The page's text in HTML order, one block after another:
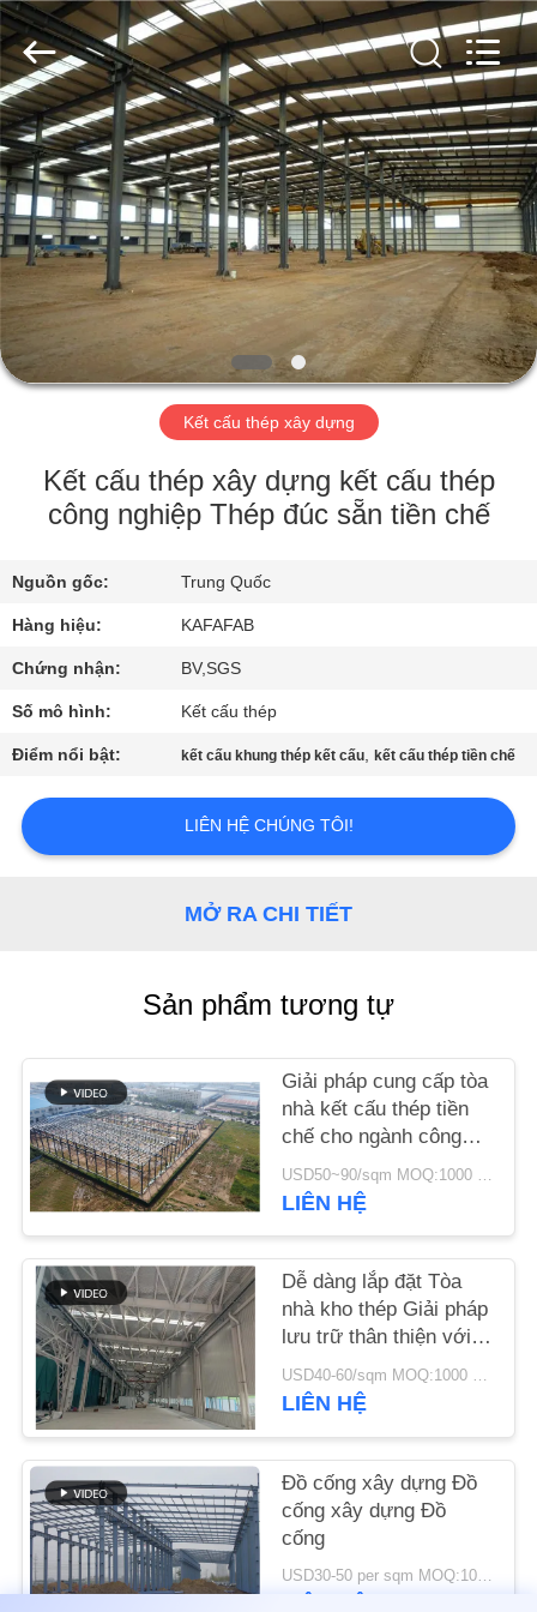
TRANG
CHỦ
SẢN
PHẨM
VIDEO
TRÌNH
DIỄN
VỀ
CHÚNG
TÔI
QUAN
NHÀ
CHẤT
LƯỢNG
LIÊN
HỆ
VỚI
CHÚNG
TÔI
TIN
TỨC
CÁC
TRƯỜNG
HỢP
-
2026
Qingdao
KaFa
Fabrication
Co.,
Ltd..
All
Rights
Reserved.
Kết cấu thép xây dựng
Kết cấu thép xây dựng kết cấu thép
công nghiệp Thép đúc sẵn tiền chế
Nguồn gốc: Trung Quốc
Hàng hiệu: KAFAFAB
Chứng nhận: BV,SGS
Số mô hình: Kết cấu thép
Điểm nổi bật: kết cấu khung thép kết cấu,kết cấu thép tiền chế
LIÊN HỆ CHÚNG TÔI!
MỞ RA CHI TIẾT
Sản phẩm tương tự
Giải pháp cung cấp tòa
nhà kết cấu thép tiền
chế cho ngành công
nghiệp
USD50~90/sqm MOQ:1000 mét vuông
LIÊN HỆ
Dễ dàng lắp đặt Tòa
nhà kho thép Giải pháp
lưu trữ thân thiện với
môi trường
USD40-60/sqm MOQ:1000 mét vuông
LIÊN HỆ
Đồ cống xây dựng Đồ
cống xây dựng Đồ
cống
USD30-50 per sqm MOQ:1000 mét vuông